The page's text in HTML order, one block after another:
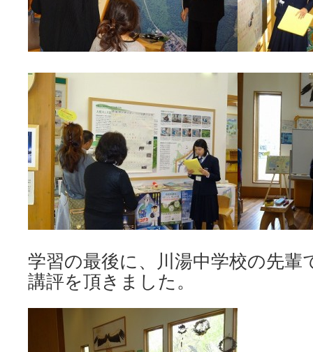
学習の最後に、川湯中学校の先輩
講評を頂きました。